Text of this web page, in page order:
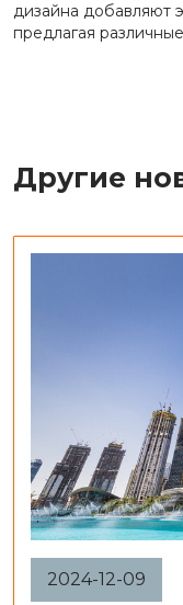
дизайна добавляют
предлагая
Другие
2024-12-09